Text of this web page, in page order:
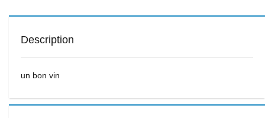
Description
un bon vin